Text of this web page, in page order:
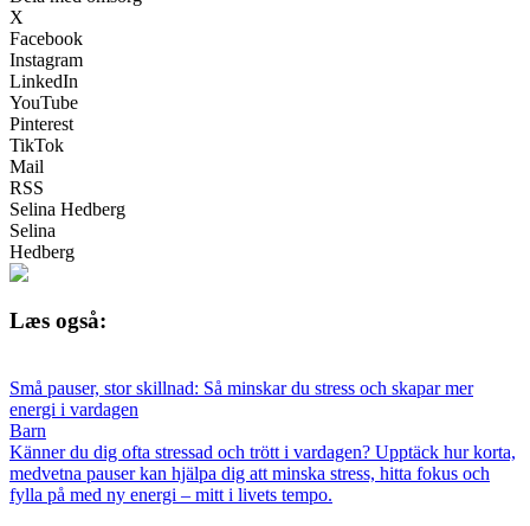
X
Facebook
Instagram
LinkedIn
YouTube
Pinterest
TikTok
Mail
RSS
Selina Hedberg
Selina
Hedberg
Læs også:
Små pauser, stor skillnad: Så minskar du stress och skapar mer
energi i vardagen
Barn
Känner du dig ofta stressad och trött i vardagen? Upptäck hur korta,
medvetna pauser kan hjälpa dig att minska stress, hitta fokus och
fylla på med ny energi – mitt i livets tempo.